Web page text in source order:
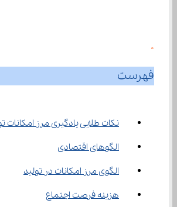
0
فهرست
نکات طلایی یادگیری مرز امکانات
الگوهای اقتصادی
الگوی مرز امکانات در تولید
هزینه فرصت اجتماع